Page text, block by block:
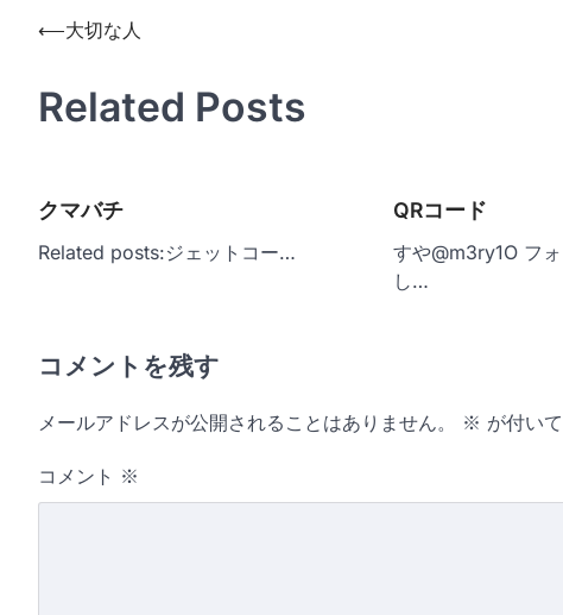
投
ナ
ー
シ
⟵大切な人
Related Posts
クマバチ
Related posts:ジェットコー…
QRコード
すや@m3ry1O フ
し…
コメントを残す
メールアドレスが公開されることはありません。 ※ が付い
コメント ※